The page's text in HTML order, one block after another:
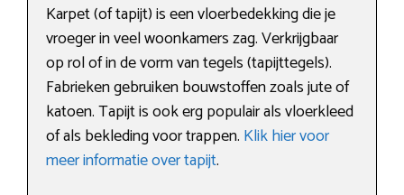
Karpet (of tapijt) is een vloerbedekking die je
vroeger in veel woonkamers zag. Verkrijgbaar
op rol of in de vorm van tegels (tapijttegels).
Fabrieken gebruiken bouwstoffen zoals jute of
katoen. Tapijt is ook erg populair als vloerkleed
of als bekleding voor trappen. Klik hier voor
meer informatie over tapijt.